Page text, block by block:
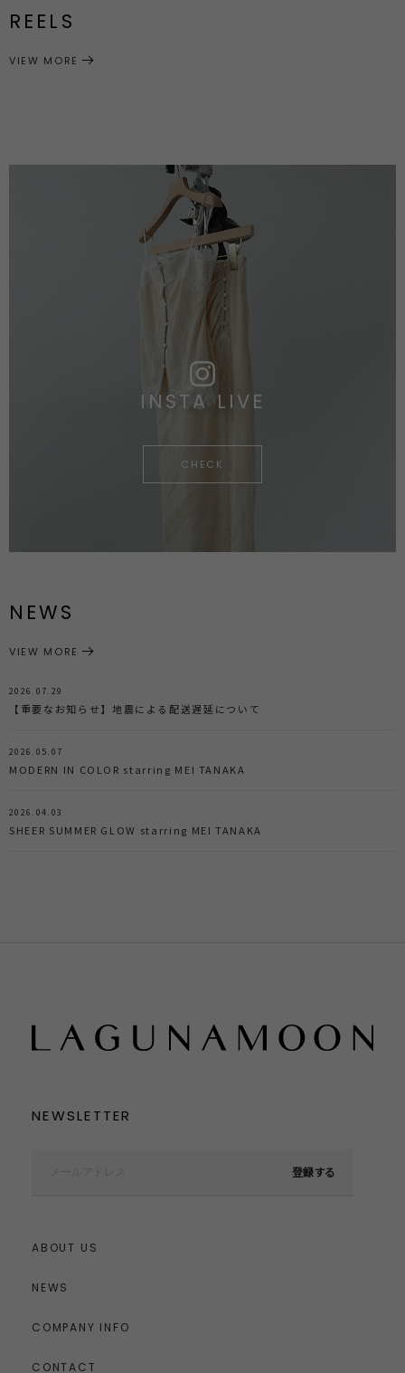
REELS
VIEW MORE
INSTA LIVE
CHECK
NEWS
2026.07.29
【重要なお知らせ】地震による配送遅延について
2026.05.07
MODERN IN COLOR starring MEI TANAKA
2026.04.03
SHEER SUMMER GLOW starring MEI TANAKA
VIEW MORE
NEWSLETTER
登録する
ABOUT US
NEWS
COMPANY INFO
CONTACT